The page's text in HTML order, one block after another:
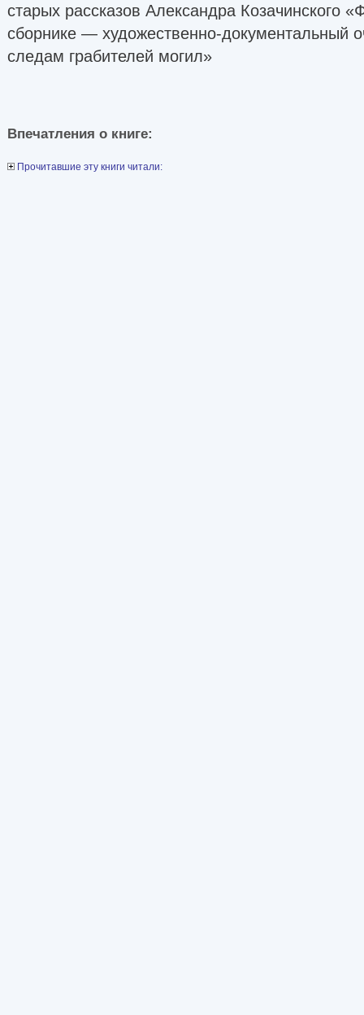
старых рассказов Александра Козачинского
сборнике — художественно-документальный
следам грабителей могил»
Впечатления о книге:
Прочитавшие эту книги читали: